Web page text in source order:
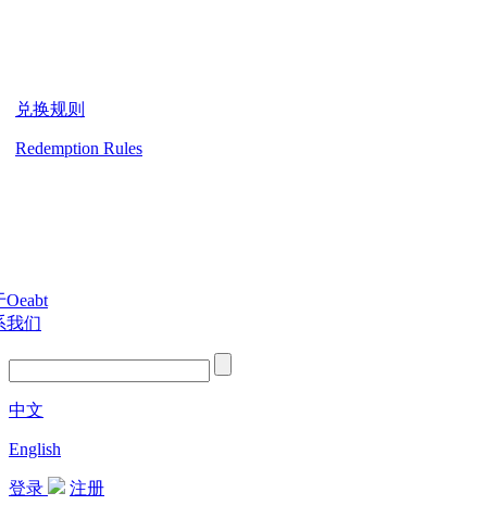
兑换规则
Redemption Rules
Oeabt
我们
中文
English
登录 注册